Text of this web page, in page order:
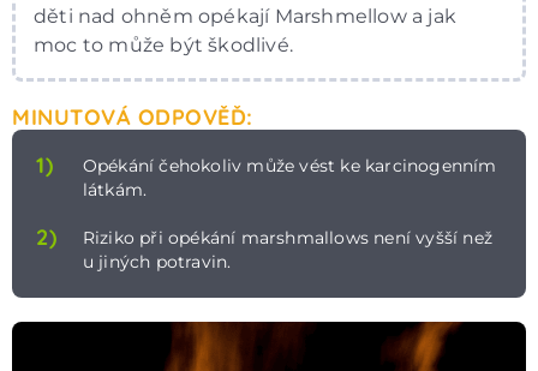
děti nad ohněm opékají Marshmellow a jak
moc to může být škodlivé.
MINUTOVÁ ODPOVĚĎ:
1)
Opékání čehokoliv může vést ke karcinogenním
látkám.
2)
Riziko při opékání marshmallows není vyšší než
u jiných potravin.